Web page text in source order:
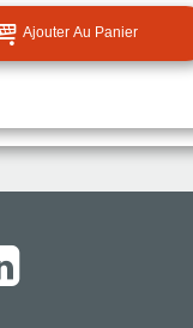
Ajouter Au Panier